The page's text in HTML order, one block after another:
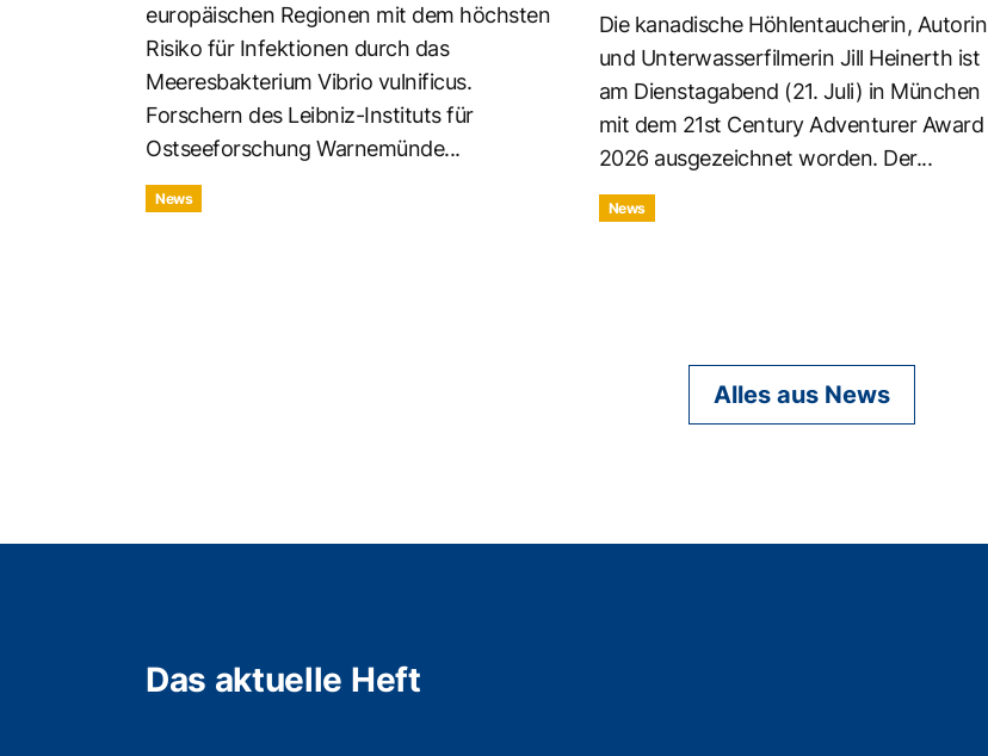
europäischen Regionen mit dem höchsten
Risiko für Infektionen durch das
Meeresbakterium Vibrio vulnificus.
Forschern des Leibniz-Instituts für
Ostseeforschung Warnemünde...
News
Die kanadische Höhlentaucherin, Autorin
und Unterwasserfilmerin Jill Heinerth ist
am Dienstagabend (21. Juli) in München
mit dem 21st Century Adventurer Award
2026 ausgezeichnet worden. Der...
News
Alles aus News
Das aktuelle Heft